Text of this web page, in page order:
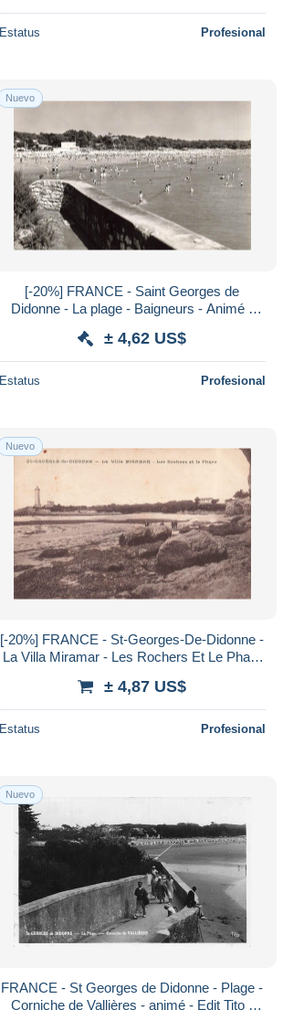
Estatus Profesional
Nuevo
[-20%] FRANCE - Saint Georges de
Didonne - La plage - Baigneurs - Animé -
± 4,62 US$
Estatus Profesional
Nuevo
[-20%] FRANCE - St-Georges-De-Didonne -
La Villa Miramar - Les Rochers Et Le Phara
± 4,87 US$
Estatus Profesional
Nuevo
FRANCE - St Georges de Didonne - Plage -
Corniche de Vallières - animé - Edit Tito -